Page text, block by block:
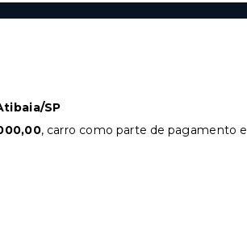
SP
, carro como parte de pagamento e